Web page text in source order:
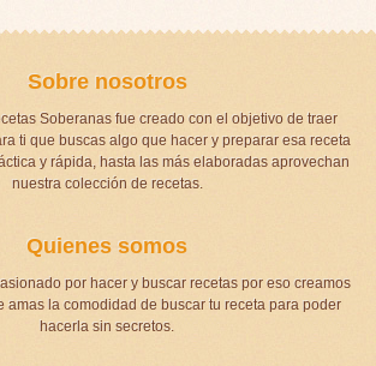
Sobre nosotros
Soberanas fue creado con el objetivo de traer
ti que buscas algo que hacer y preparar esa receta
y rápida, hasta las más elaboradas aprovechan
nuestra colección de recetas.
Quienes somos
por hacer y buscar recetas por eso creamos
amas la comodidad de buscar tu receta para poder
hacerla sin secretos.